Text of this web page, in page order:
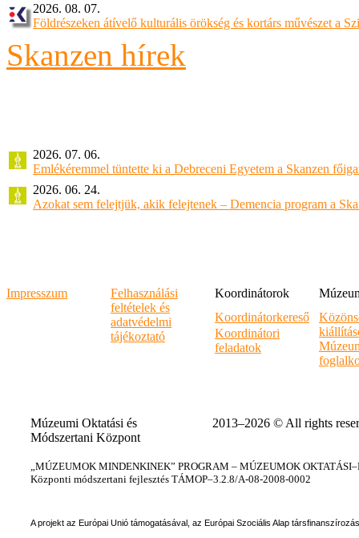
2026. 08. 07.
Földrészeken átívelő kulturális örökség és kortárs művészet a
Skanzen hírek
2026. 07. 06.
Emlékéremmel tüntette ki a Debreceni Egyetem a Skanzen
2026. 06. 24.
Azokat sem felejtjük, akik felejtenek – Demencia program a
Impresszum
Felhasználási
feltételek és
adatvédelmi
tájékoztató
Koordinátorok
Koordinátorkereső
Koordinátori
feladatok
Múzeumi Oktatási és
Módszertani Központ
2013–2026 © All rights
„MÚZEUMOK MINDENKINEK” PROGRAM – MÚZEUMOK
Központi módszertani fejlesztés TÁMOP–3.2.8/A-08-2008-0002
A projekt az Európai Unió támogatásával, az Európai Szociális Alap